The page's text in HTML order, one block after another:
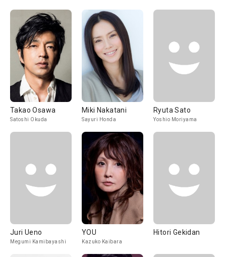
Takao Osawa
Satoshi Okuda
Miki Nakatani
Sayuri Honda
Ryuta Sato
Yoshio Moriyama
Juri Ueno
Megumi Kamibayashi
YOU
Kazuko Kaibara
Hitori Gekidan